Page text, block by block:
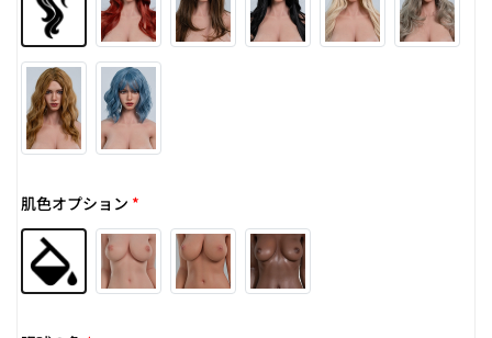
肌色オプション *